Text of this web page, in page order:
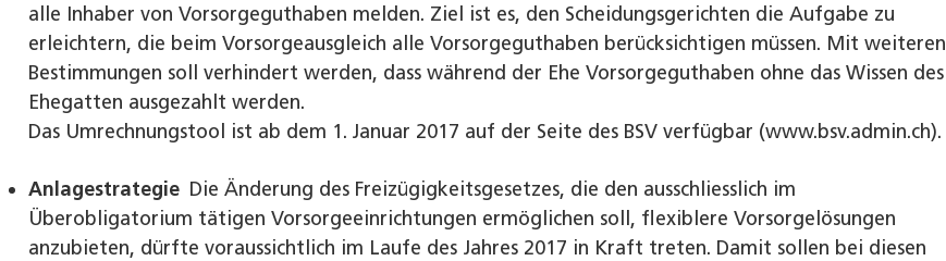
alle Inhaber von Vorsorgeguthaben melden. Ziel ist es, den Scheidungsgerichten die Aufgabe zu
erleichtern, die beim Vorsorgeausgleich alle Vorsorgeguthaben berücksichtigen müssen. Mit weiteren
Bestimmungen soll verhindert werden, dass während der Ehe Vorsorgeguthaben ohne das Wissen des
Ehegatten ausgezahlt werden.
Das Umrechnungstool ist ab dem 1. Januar 2017 auf der Seite des BSV verfügbar (www.bsv.admin.ch).
Anlagestrategie Die Änderung des Freizügigkeitsgesetzes, die den ausschliesslich im
Überobligatorium tätigen Vorsorgeeinrichtungen ermöglichen soll, flexiblere Vorsorgelösungen
anzubieten, dürfte voraussichtlich im Laufe des Jahres 2017 in Kraft treten. Damit sollen bei diesen